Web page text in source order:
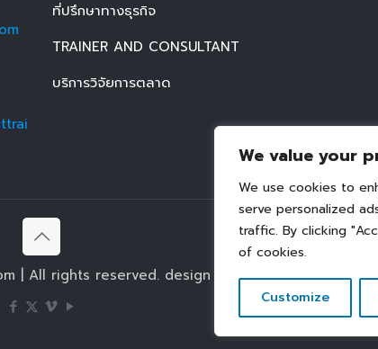
We value your
We use cookies to
serve personalized
traffic. By clicking
of cookies.
Customize
ที่ปรึกษาทางธุรกิจ
TRAINER AND CONSULTANT
บริการวิจัยการตลาด
| All rights reserved. design by create2media.com